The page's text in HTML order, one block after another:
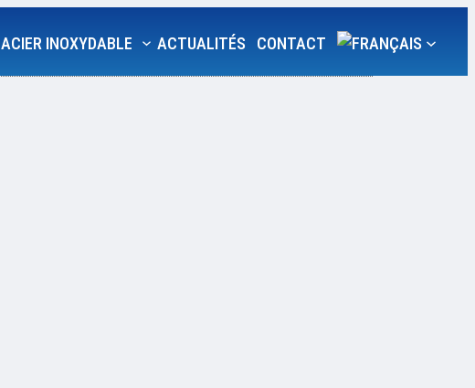
ACIER INOXYDABLE ACTUALITÉS CONTACT